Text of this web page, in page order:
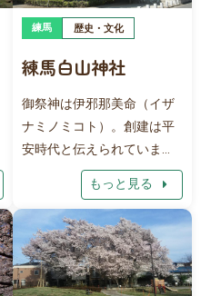
ます。 平成25年度からは、
近隣の小中学校10校に対し
「学校支援モデル事業」を
展開しています。また「情
報発信いなりやま」を年12
回発行しています。 【設備
項目】 誰でもトイレ（車い
すの方もご利用いただけま
す）、エレベーター、ベビ
ーチェアあり
練馬 歴史・文化
練馬白山神社
御祭神は伊邪那美命（イザ
ナミノミコト）。創建は平
安時代と伝えられていま
す。 境内には樹齢約900年
と推定される全国有数の大
きさを誇るケヤキがあり、
国の天然記念物に指定され
ています。
もっと見る arrow_right